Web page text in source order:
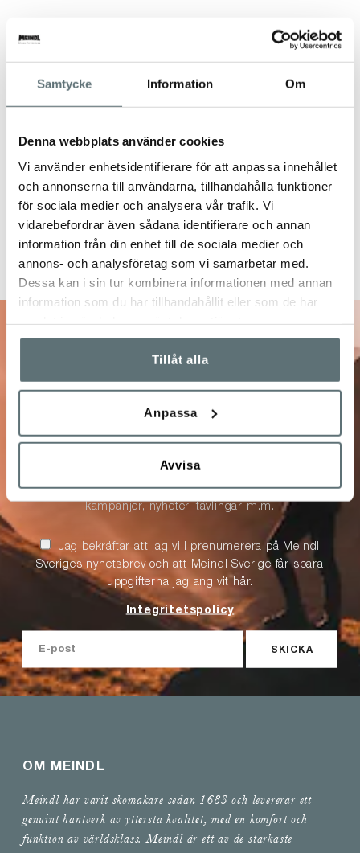
Samtycke Information Om
Denna webbplats använder cookies
Vi använder enhetsidentifierare för att anpassa innehållet
och annonserna till användarna, tillhandahålla funktioner
för sociala medier och analysera vår trafik. Vi
vidarebefordrar även sådana identifierare och annan
information från din enhet till de sociala medier och
annons- och analysföretag som vi samarbetar med.
Dessa kan i sin tur kombinera informationen med annan
information som du har tillhandahållit eller som de har
Tillåt alla
Anpassa
Avvisa
10% på ditt nästa
köp
Anmäl dig till vårt nyhetsbrev!
Få unika förmåner och specialerbjudanden, info om
kampanjer, nyheter, tävlingar m.m.
Jag bekräftar att jag vill prenumerera på Meindl
Sveriges nyhetsbrev och att Meindl Sverige får spara
uppgifterna jag angivit här.
Integritetspolicy
SKICKA
OM MEINDL
Meindl har varit skomakare sedan 1683 och levererar ett
genuint hantverk av yttersta kvalitet, med en komfort och
funktion av världsklass. Meindl är ett av de starkaste